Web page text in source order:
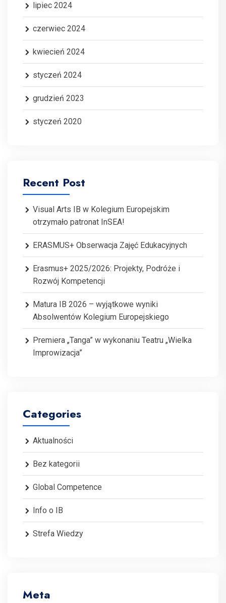
lipiec 2024
czerwiec 2024
kwiecień 2024
styczeń 2024
grudzień 2023
styczeń 2020
Recent Post
Visual Arts IB w Kolegium Europejskim
otrzymało patronat InSEA!
ERASMUS+ Obserwacja Zajęć Edukacyjnych
Erasmus+ 2025/2026: Projekty, Podróże i
Rozwój Kompetencji
Matura IB 2026 – wyjątkowe wyniki
Absolwentów Kolegium Europejskiego
Premiera „Tanga” w wykonaniu Teatru „Wielka
Improwizacja”
Categories
Aktualności
Bez kategorii
Global Competence
Info o IB
Strefa Wiedzy
Meta